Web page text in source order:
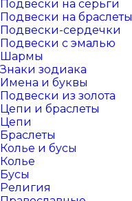
Подвески на серьги
Подвески на браслеты
Подвески-сердечки
Подвески с эмалью
Шармы
Знаки зодиака
Имена и буквы
Подвески из золота
Цепи и браслеты
Цепи
Браслеты
Колье и бусы
Колье
Бусы
Религия